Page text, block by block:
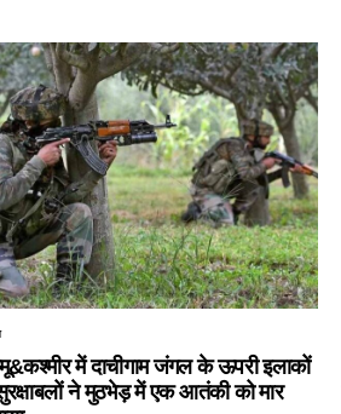
में दाचीगाम जंगल के ऊपरी इलाकों
ने मुठभेड़ में एक आतंकी को मार